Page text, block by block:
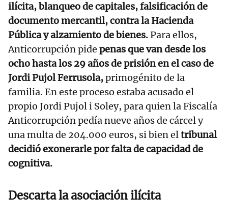
ilícita, blanqueo de capitales, falsificación de
documento mercantil, contra la Hacienda
Pública y alzamiento de bienes.Para ellos,
Anticorrupción pide penas que van desde los
ocho hasta los 29 años de prisión en el caso de
Jordi Pujol Ferrusola,primogénito de la
familia. En este proceso estaba acusado el
propio Jordi Pujol i Soley, para quien la Fiscalía
Anticorrupción pedía nueve años de cárcel y
una multa de 204.000 euros, si bien eltribunal
decidió exonerarle por falta de capacidad de
cognitiva.
Descarta la asociación ilícita